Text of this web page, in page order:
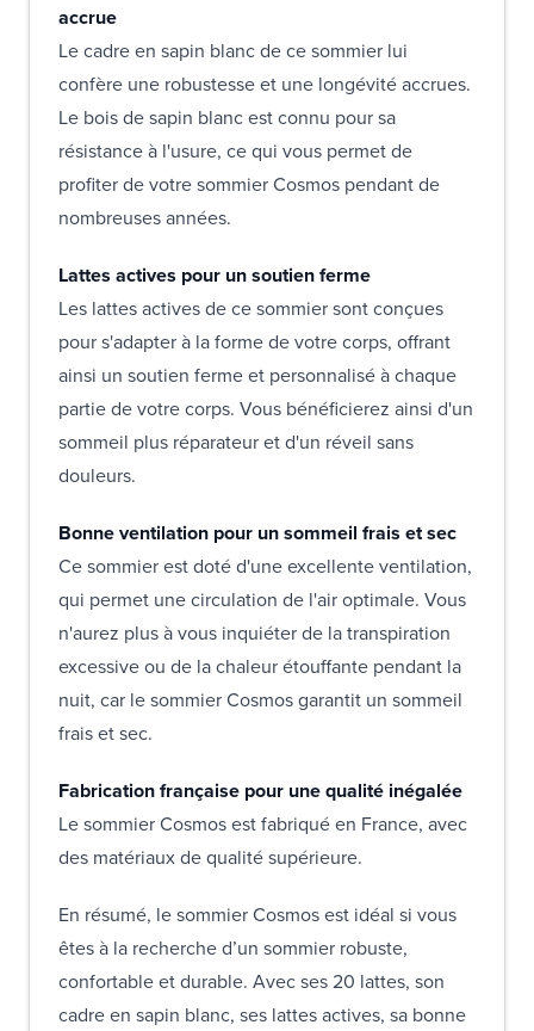
accrue
Le cadre en sapin blanc de ce sommier lui
confère une robustesse et une longévité accrues.
Le bois de sapin blanc est connu pour sa
résistance à l'usure, ce qui vous permet de
profiter de votre sommier Cosmos pendant de
nombreuses années.
Lattes actives pour un soutien ferme
Les lattes actives de ce sommier sont conçues
pour s'adapter à la forme de votre corps, offrant
ainsi un soutien ferme et personnalisé à chaque
partie de votre corps. Vous bénéficierez ainsi d'un
sommeil plus réparateur et d'un réveil sans
douleurs.
Bonne ventilation pour un sommeil frais et sec
Ce sommier est doté d'une excellente ventilation,
qui permet une circulation de l'air optimale. Vous
n'aurez plus à vous inquiéter de la transpiration
excessive ou de la chaleur étouffante pendant la
nuit, car le sommier Cosmos garantit un sommeil
frais et sec.
Fabrication française pour une qualité inégalée
Le sommier Cosmos est fabriqué en France, avec
des matériaux de qualité supérieure.
En résumé, le sommier Cosmos est idéal si vous
êtes à la recherche d’un sommier robuste,
confortable et durable. Avec ses 20 lattes, son
cadre en sapin blanc, ses lattes actives, sa bonne